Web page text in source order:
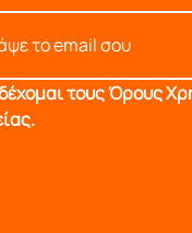
τουςΌρους